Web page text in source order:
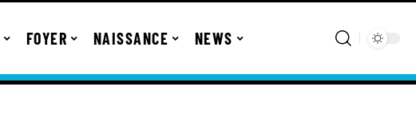
FOYER NAISSANCE NEWS